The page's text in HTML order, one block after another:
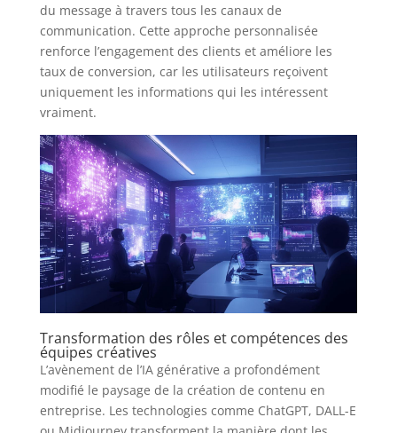
du message à travers tous les canaux de
communication. Cette approche personnalisée
renforce l’engagement des clients et améliore les
taux de conversion, car les utilisateurs reçoivent
uniquement les informations qui les intéressent
vraiment.
Transformation des rôles et compétences des
équipes créatives
L’avènement de l’IA générative a profondément
modifié le paysage de la création de contenu en
entreprise. Les technologies comme ChatGPT, DALL-E